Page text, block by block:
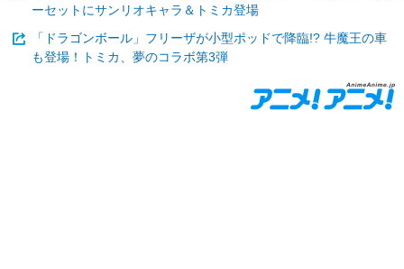
ーセットにサンリオキャラ＆トミカ登場
「ドラゴンボール」フリーザが小型ポッドで降臨!? 牛魔王の車
も登場！トミカ、夢のコラボ第3弾